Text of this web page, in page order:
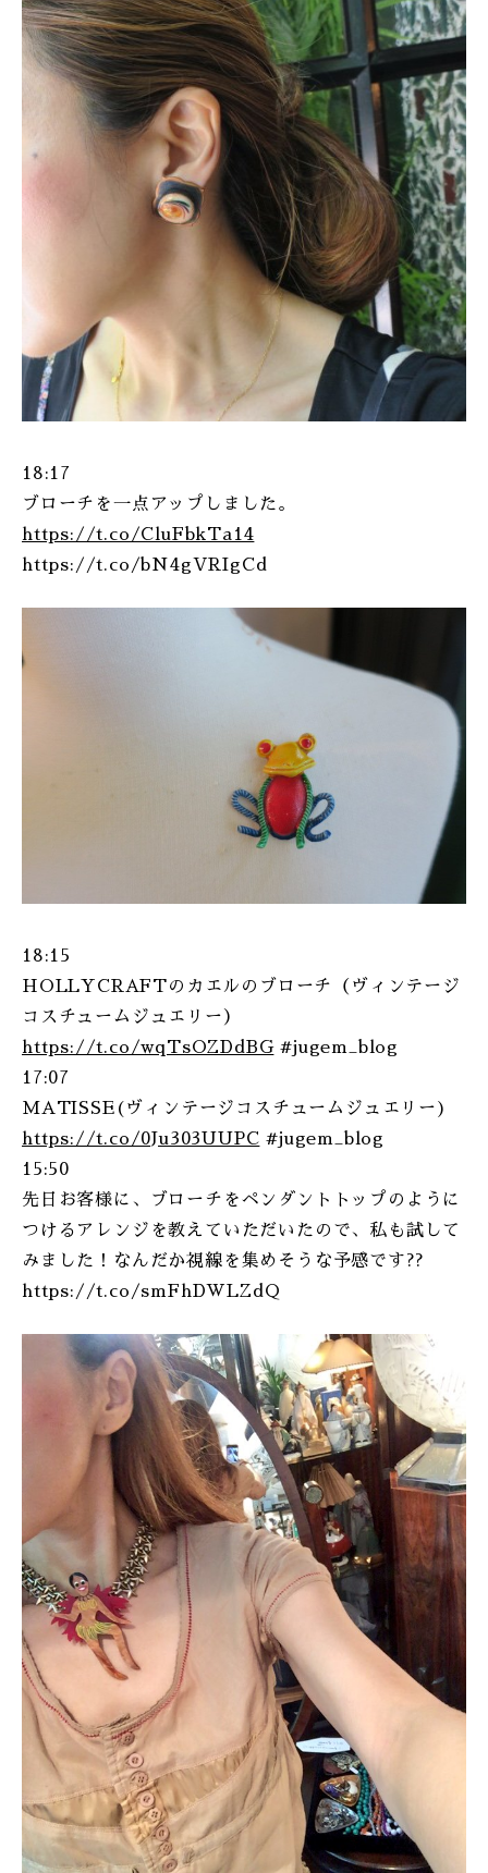
18:17
ブローチを一点アップしました。
https://t.co/CluFbkTa14
https://t.co/bN4gVRIgCd
18:15
HOLLYCRAFTのカエルのブローチ（ヴィンテージ
コスチュームジュエリー）
https://t.co/wqTsOZDdBG#jugem_blog
17:07
MATISSE(ヴィンテージコスチュームジュエリー)
https://t.co/0Ju303UUPC #jugem_blog
15:50
先日お客様に、ブローチをペンダントトップのように
つけるアレンジを教えていただいたので、私も試して
みました！なんだか視線を集めそうな予感です??
https://t.co/smFhDWLZdQ